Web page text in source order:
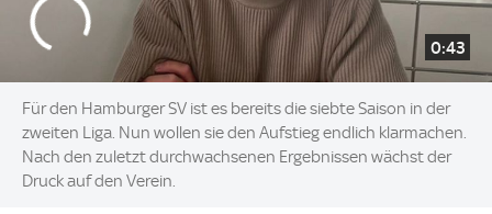
0:43
Für den Hamburger SV ist es bereits die siebte Saison in der
zweiten Liga. Nun wollen sie den Aufstieg endlich klarmachen.
Nach den zuletzt durchwachsenen Ergebnissen wächst der
Druck auf den Verein.